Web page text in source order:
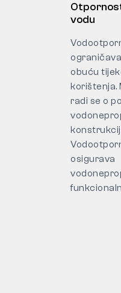
vodu
obuću
korištenja.
radi se o
osigurava